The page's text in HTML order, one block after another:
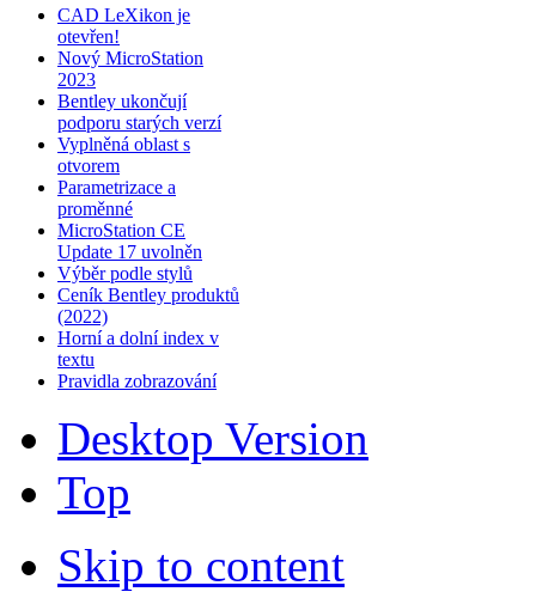
CAD LeXikon je
otevřen!
Nový MicroStation
2023
Bentley ukončují
podporu starých verzí
Vyplněná oblast s
otvorem
Parametrizace a
proměnné
MicroStation CE
Update 17 uvolněn
Výběr podle stylů
Ceník Bentley produktů
(2022)
Horní a dolní index v
textu
Pravidla zobrazování
Desktop Version
Top
Skip to content